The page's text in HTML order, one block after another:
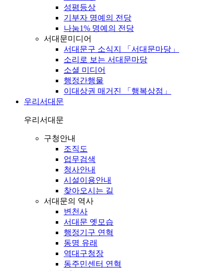
성평등상
기부자 명예의 전당
나눔1% 명예의 전당
서대문미디어
서대문구 소식지 「서대문마당」
소리로 보는 서대문마당
소셜 미디어
행정간행물
이대상권 매거진 「행복상점」
우리서대문
우리서대문
구청안내
조직도
업무검색
청사안내
시설이용안내
찾아오시는 길
서대문의 역사
변천사
서대문 옛모습
행정기구 연혁
동명 유래
역대구청장
동주민센터 연혁